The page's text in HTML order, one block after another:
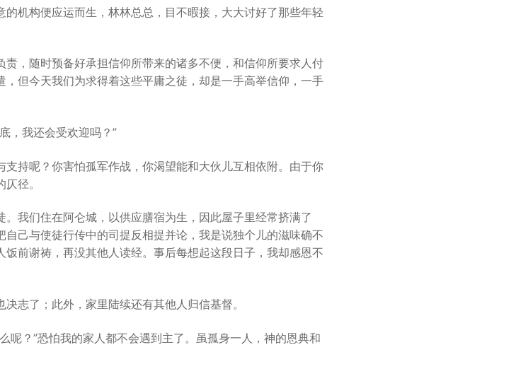
机构便应运而生，林林总总，目不暇接，大大讨好了那些年轻
，随时预备好承担信仰所带来的诸多不便，和信仰所要求人付
但今天我们为求得着这些平庸之徒，却是一手高举信仰，一手
，我还会受欢迎吗？”
持呢？你害怕孤军作战，你渴望能和大伙儿互相依附。由于你
径。
我们住在阿仑城，以供应膳宿为生，因此屋子里经常挤满了
己与使徒行传中的司提反相提并论，我是说独个儿的滋味确不
前谢祷，再没其他人读经。事后每想起这段日子，我却感恩不
志了；此外，家里陆续还有其他人归信基督。
呢？”恐怕我的家人都不会遇到主了。虽孤身一人，神的恩典和